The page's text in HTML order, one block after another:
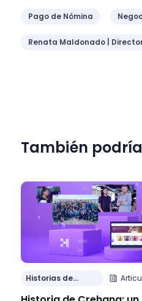
Pago de Nómina
Renata Maldonado |
También
Historias de